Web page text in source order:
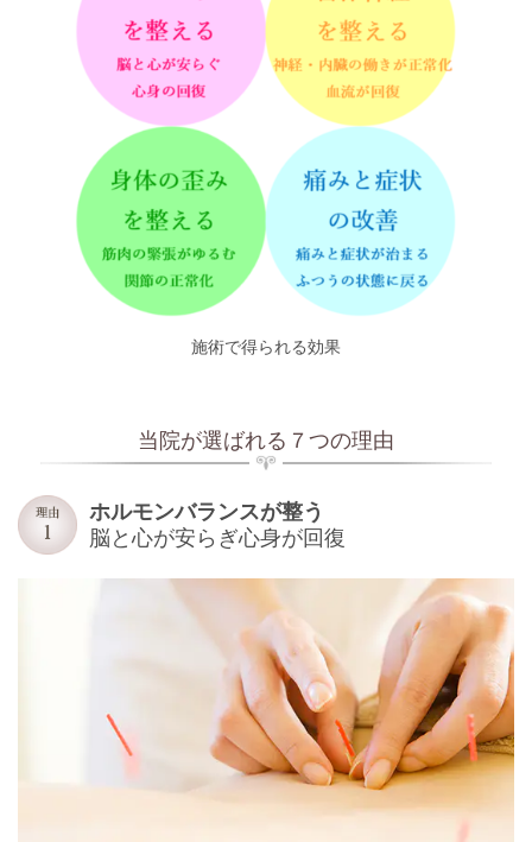
施術で得られる効果
当院が選ばれる７つの理由
ホルモンバランスが整う
脳と心が安らぎ心身が回復